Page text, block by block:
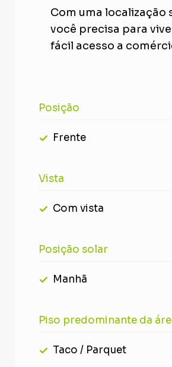
Com uma
você precisa para
fácil acesso a
Posição
Frente
Vista
Com vista
Posição solar
Manhã
Piso predominante da
Taco / Parquet